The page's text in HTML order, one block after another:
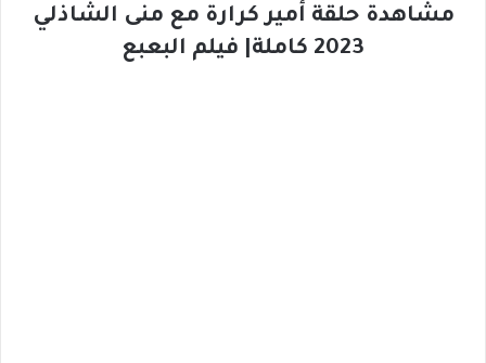
مشاهدة حلقة أمير كرارة مع منى الشاذلي
2023 كاملة| فيلم البعبع